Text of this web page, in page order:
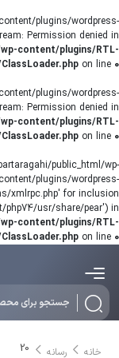
plugins/wordpress-
Permission denied in
content/plugins/RTL-
on line 0
plugins/wordpress-
Permission denied in
content/plugins/RTL-
on line 0
public_html/wp-
plugins/wordpress-
xmlrpc.php' for inclusion
php74/usr/share/pear') in
content/plugins/RTL-
on line 0
خانه رسانه 20